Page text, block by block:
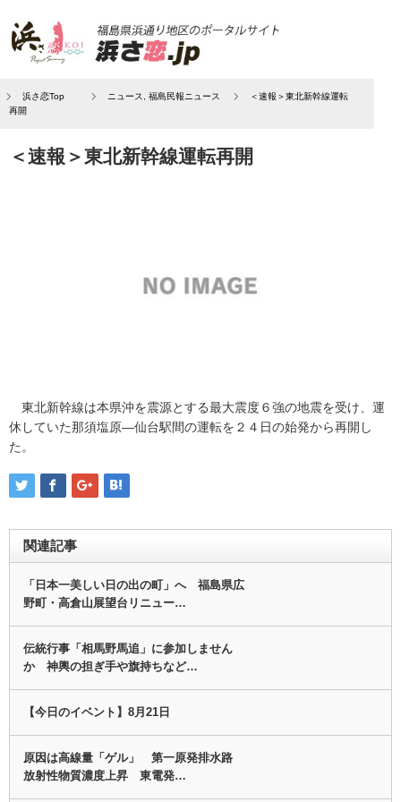
浜さ恋Top ニュース 福島民報ニュース
＜速報＞東北新幹線運転
再開
＜速報＞東北新幹線運転再開
東北新幹線は本県沖を震源とする最大震度６強の地震を受け、運
休していた那須塩原―仙台駅間の運転を２４日の始発から再開し
た。
関連記事
「日本一美しい日の出の町」へ 福島県広
野町・高倉山展望台リニュー…
伝統行事「相馬野馬追」に参加しません
か 神輿の担ぎ手や旗持ちなど…
【今日のイベント】8月21日
原因は高線量「ゲル」 第一原発排水路
放射性物質濃度上昇 東電発…